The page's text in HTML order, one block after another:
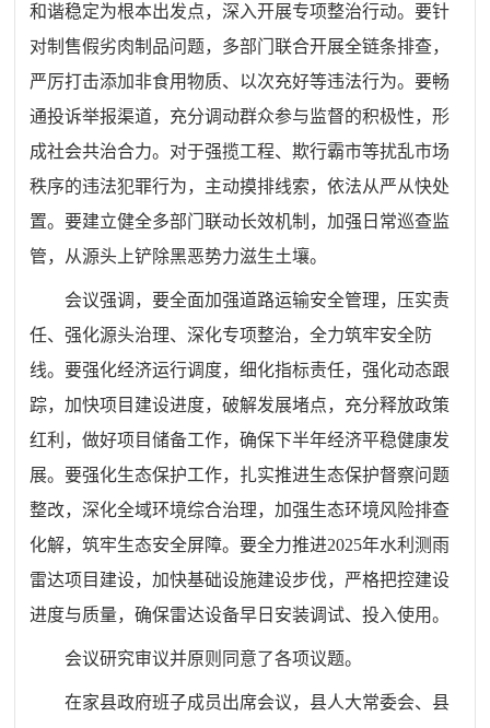
和谐稳定为根本出发点，深入开展专项整治行动。要针
对制售假劣肉制品问题，多部门联合开展全链条排查，
严厉打击添加非食用物质、以次充好等违法行为。要畅
通投诉举报渠道，充分调动群众参与监督的积极性，形
成社会共治合力。对于强揽工程、欺行霸市等扰乱市场
秩序的违法犯罪行为，主动摸排线索，依法从严从快处
置。要建立健全多部门联动长效机制，加强日常巡查监
管，从源头上铲除黑恶势力滋生土壤。
会议强调，要全面加强道路运输安全管理，压实责
任、强化源头治理、深化专项整治，全力筑牢安全防
线。要强化经济运行调度，细化指标责任，强化动态跟
踪，加快项目建设进度，破解发展堵点，充分释放政策
红利，做好项目储备工作，确保下半年经济平稳健康发
展。要强化生态保护工作，扎实推进生态保护督察问题
整改，深化全域环境综合治理，加强生态环境风险排查
化解，筑牢生态安全屏障。要全力推进2025年水利测雨
雷达项目建设，加快基础设施建设步伐，严格把控建设
进度与质量，确保雷达设备早日安装调试、投入使用。
会议研究审议并原则同意了各项议题。
在家县政府班子成员出席会议，县人大常委会、县